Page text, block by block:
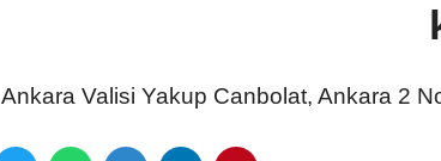
Ankara Valisi Yakup Canbolat, Ankara 2